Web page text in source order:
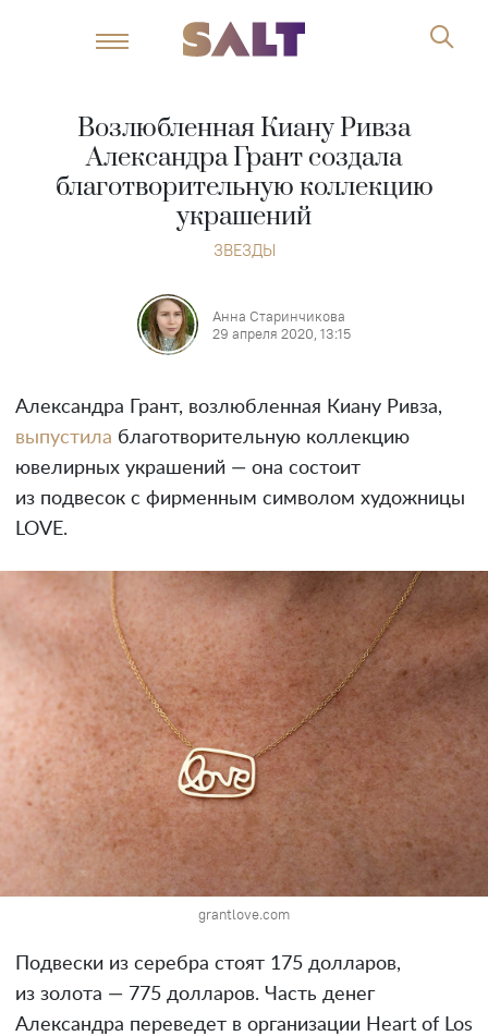
Возлюбленная Киану Ривза
Александра Грант создала
благотворительную коллекцию
украшений
ЗВЕЗДЫ
Анна Старинчикова
29 апреля 2020, 13:15
Александра Грант, возлюбленная Киану Ривза,
выпустила благотворительную коллекцию
ювелирных украшений — она состоит
из подвесок с фирменным символом художницы
LOVE.
grantlove.com
Подвески из серебра стоят 175 долларов,
из золота — 775 долларов. Часть денег
Александра переведет в организации Heart of Los